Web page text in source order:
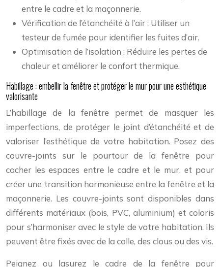
entre le cadre et la maçonnerie.
Vérification de l’étanchéité à l’air : Utiliser un
testeur de fumée pour identifier les fuites d’air.
Optimisation de l’isolation : Réduire les pertes de
chaleur et améliorer le confort thermique.
Habillage : embellir la fenêtre et protéger le mur pour une esthétique
valorisante
L’habillage de la fenêtre permet de masquer les
imperfections, de protéger le joint d’étanchéité et de
valoriser l’esthétique de votre habitation. Posez des
couvre-joints sur le pourtour de la fenêtre pour
cacher les espaces entre le cadre et le mur, et pour
créer une transition harmonieuse entre la fenêtre et la
maçonnerie. Les couvre-joints sont disponibles dans
différents matériaux (bois, PVC, aluminium) et coloris
pour s’harmoniser avec le style de votre habitation. Ils
peuvent être fixés avec de la colle, des clous ou des vis.
Peignez ou lasurez le cadre de la fenêtre pour